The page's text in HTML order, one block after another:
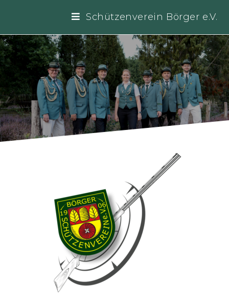
Schützenverein Börger e.V.